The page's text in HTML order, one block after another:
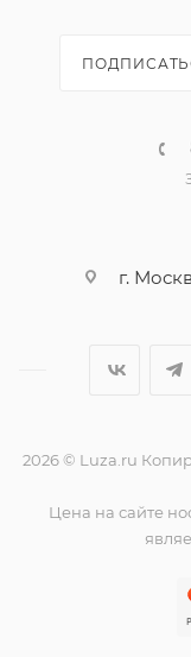
г.
2026 © Luza.ru
Цена на сайте